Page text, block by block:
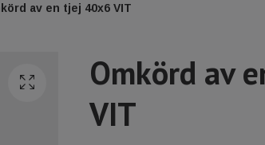
av en tjej 40x6 VIT
Omkörd av
VIT